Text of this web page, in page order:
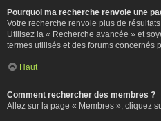
Pourquoi ma recherche renvoie une
Votre recherche renvoie plus de
Utilisez la « Recherche avancée » et
termes utilisés et des forums concernés
Haut
Comment rechercher des membres ?
Allez sur la page « Membres », cliquez